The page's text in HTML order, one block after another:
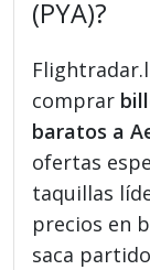
(PYA)?
comprar
baratos a
ofertas
taquillas
precios en
saca